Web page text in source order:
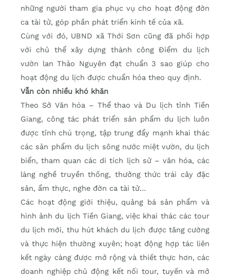
những người tham gia phục vụ cho hoạt động đờn
ca tài tử, góp phần phát triển kinh tế của xã.
Cùng với đó, UBND xã Thới Sơn cũng đã phối hợp
với chủ thể xây dựng thành công Điểm du lịch
vườn lan Thảo Nguyên đạt chuẩn 3 sao giúp cho
hoạt động du lịch được chuẩn hóa theo quy định.
Vẫn còn nhiều khó khăn
Theo Sở Văn hóa – Thể thao và Du lịch tỉnh Tiền
Giang, công tác phát triển sản phẩm du lịch luôn
được tỉnh chú trọng, tập trung đẩy mạnh khai thác
các sản phẩm du lịch sông nước miệt vườn, du lịch
biển, tham quan các di tích lịch sử – văn hóa, các
làng nghề truyền thống, thưởng thức trái cây đặc
sản, ẩm thực, nghe đờn ca tài tử…
Các hoạt động giới thiệu, quảng bá sản phẩm và
hình ảnh du lịch Tiền Giang, việc khai thác các tour
du lịch mới, thu hút khách du lịch được tăng cường
và thực hiện thường xuyên; hoạt động hợp tác liên
kết ngày càng được mở rộng và thiết thực hơn, các
doanh nghiệp chủ động kết nối tour, tuyến và mở